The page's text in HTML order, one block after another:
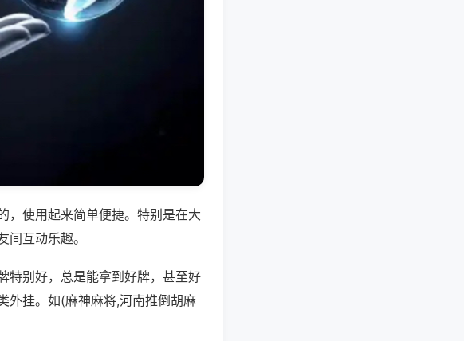
，使用起来简单便捷。特别是在大
互动乐趣。
特别好，总是能拿到好牌，甚至好
外挂。如(麻神麻将,河南推倒胡麻